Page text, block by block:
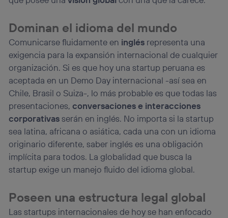
Dominan el idioma del mundo
Comunicarse fluidamente en inglés representa una
exigencia para la expansión internacional de cualquier
organización. Si es que hoy una startup peruana es
aceptada en un Demo Day internacional -así sea en
Chile, Brasil o Suiza-, lo más probable es que todas las
presentaciones,conversaciones e interacciones
corporativasserán en inglés. No importa si la startup
sea latina, africana o asiática, cada una con un idioma
originario diferente, saber inglés es una obligación
implícita para todos. La globalidad que busca la
startup exige un manejo fluido del idioma global.
Poseen una estructura legal global
Las startups internacionales de hoy se han enfocado
“Administrar Utiq” en la parte inferior de esta página web o
visitando el portal de privacidad de Utiq
(“consenthub”). Para más información, consulta
la política de privacidad de Utiq.